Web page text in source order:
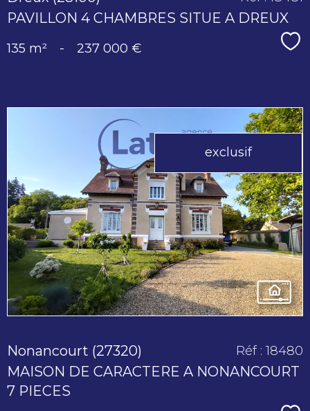
PAVILLON 4 CHAMBRES SITUE A DREUX
135 m² - 237 000 €
exclusif
voir le
bien
Nonancourt (27320)
MAISON DE CARACTERE A NONANCOURT
7 PIECES
Réf : 18480